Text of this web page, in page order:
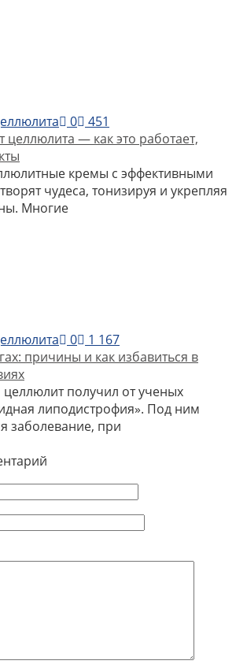
0
451
— как это работает,
кремы с эффективными
чудеса, тонизируя и укрепляя
Многие
0
1 167
причины и как избавиться в
получил от ученых
липодистрофия». Под ним
заболевание, при